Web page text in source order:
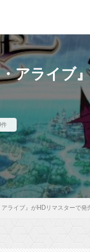
アライブ
件
ライブ』がHDリマスターで発